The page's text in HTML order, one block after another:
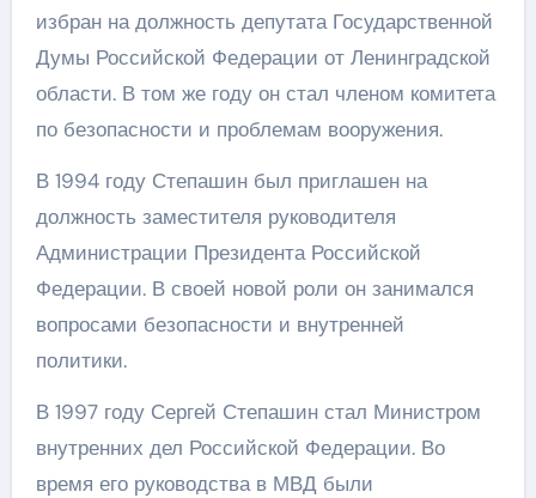
избран на должность депутата Государственной
Думы Российской Федерации от Ленинградской
области. В том же году он стал членом комитета
по безопасности и проблемам вооружения.
В 1994 году Степашин был приглашен на
должность заместителя руководителя
Администрации Президента Российской
Федерации. В своей новой роли он занимался
вопросами безопасности и внутренней
политики.
В 1997 году Сергей Степашин стал Министром
внутренних дел Российской Федерации. Во
время его руководства в МВД были